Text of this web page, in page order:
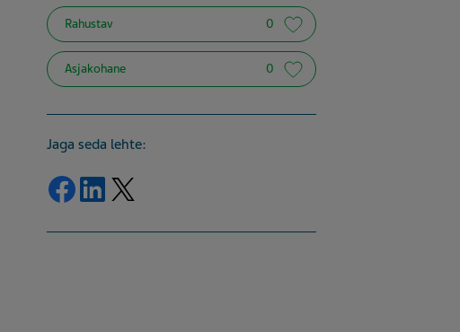
Rahustav 0
Asjakohane 0
Jaga seda lehte:
Jaga Facebook
Jaga LinkedIn